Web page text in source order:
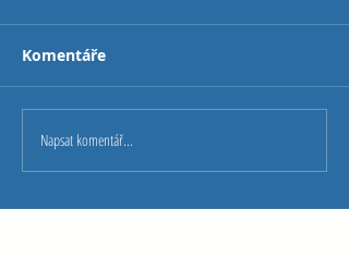
Komentáře
Napsat komentář...